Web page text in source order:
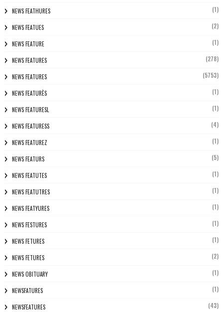
NEWS FEATHURES (1)
NEWS FEATUES (2)
NEWS FEATURE (1)
NEWS FEATURES (278)
NEWS FEATURES (5753)
NEWS FEATURÈS (1)
NEWS FEATURESL (1)
NEWS FEATURESS (4)
NEWS FEATUREZ (1)
NEWS FEATURS (5)
NEWS FEATUTES (1)
NEWS FEATUTRES (1)
NEWS FEATYURES (1)
NEWS FESTURES (1)
NEWS FETURES (1)
NEWS FETURES (2)
NEWS OBITUARY (1)
NEWSFATURES (1)
NEWSFEATURES (43)